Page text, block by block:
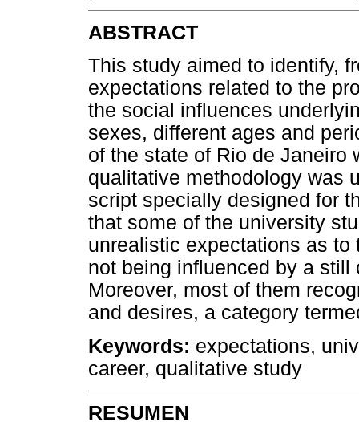
ABSTRACT
This study aimed to identify,
expectations related to the
the social influences
sexes, different ages and
of the state of Rio de Janeiro
qualitative methodology was
script specially designed for
that some of the university
unrealistic expectations as
not being influenced by a
Moreover, most of them
and desires, a category
Keywords: expectations,
career, qualitative study
RESUMEN